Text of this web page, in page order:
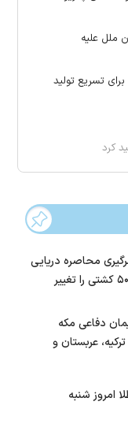
ملل علیه
تسریع تولید
کرد
محاصره دریایی
ایران، مسیر بیش از ۵۰ کشتی را تغییر
دفاعی مکه
عربستان و
امروز شنبه